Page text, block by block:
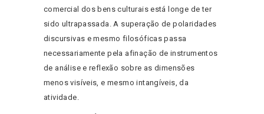
comercial dos bens culturais está longe de ter
sido ultrapassada. A superação de polaridades
discursivas e mesmo filosóficas passa
necessariamente pela afinação de instrumentos
de análise e reflexão sobre as dimensões
menos visíveis, e mesmo intangíveis, da
atividade.